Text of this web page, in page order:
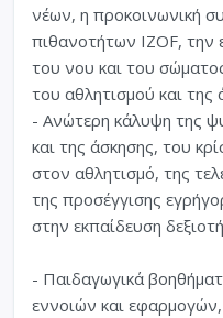
νέων, η προκοινωνική
πιθανοτήτων IZOF, την
του νου και του
του αθλητισμού και της
- Ανώτερη κάλυψη της
και της άσκησης, του
στον αθλητισμό, της
της προσέγγισης
στην εκπαίδευση
- Παιδαγωγικά
εννοιών και